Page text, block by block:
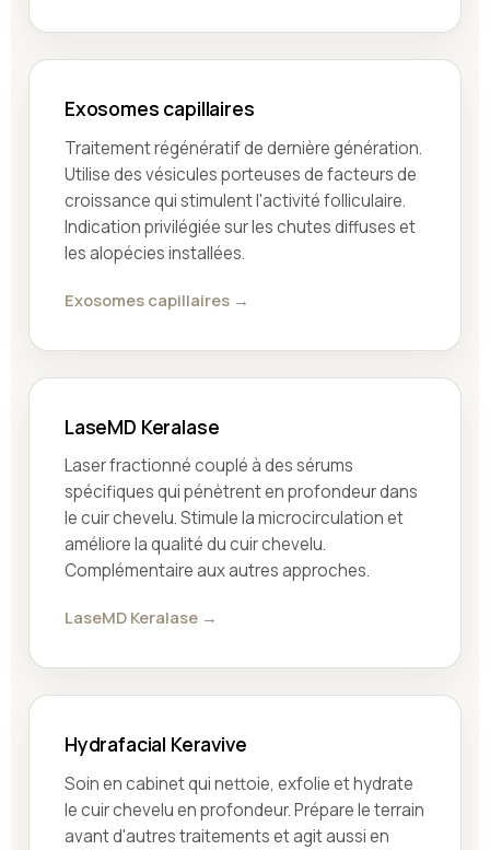
Exosomes capillaires
Traitement régénératif de dernière génération.
Utilise des vésicules porteuses de facteurs de
croissance qui stimulent l'activité folliculaire.
Indication privilégiée sur les chutes diffuses et
les alopécies installées.
Exosomes capillaires →
LaseMD Keralase
Laser fractionné couplé à des sérums
spécifiques qui pénètrent en profondeur dans
le cuir chevelu. Stimule la microcirculation et
améliore la qualité du cuir chevelu.
Complémentaire aux autres approches.
LaseMD Keralase →
Hydrafacial Keravive
Soin en cabinet qui nettoie, exfolie et hydrate
le cuir chevelu en profondeur. Prépare le terrain
avant d'autres traitements et agit aussi en